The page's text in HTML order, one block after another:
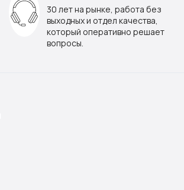
30 лет на рынке, работа без
выходных и отдел качества,
который оперативно решает
вопросы.